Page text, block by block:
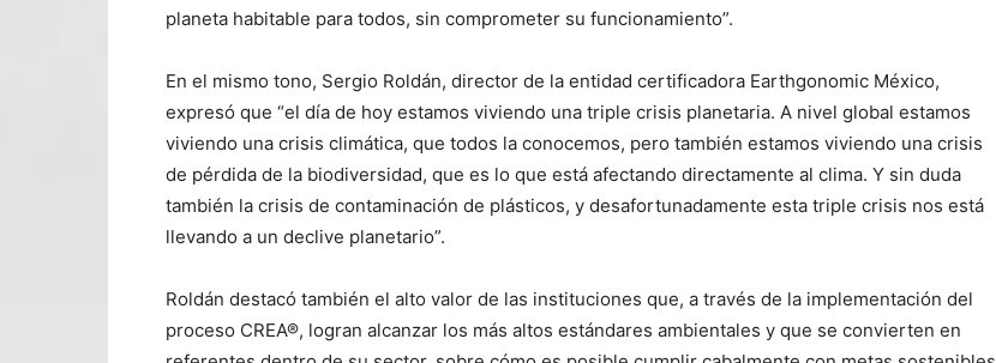
planeta habitable para todos, sin comprometer su funcionamiento”.
En el mismo tono, Sergio Roldán, director de la entidad certificadora Earthgonomic México,
expresó que “el día de hoy estamos viviendo una triple crisis planetaria. A nivel global estamos
viviendo una crisis climática, que todos la conocemos, pero también estamos viviendo una crisis
de pérdida de la biodiversidad, que es lo que está afectando directamente al clima. Y sin duda
también la crisis de contaminación de plásticos, y desafortunadamente esta triple crisis nos está
llevando a un declive planetario”.
Roldán destacó también el alto valor de las instituciones que, a través de la implementación del
proceso CREA®, logran alcanzar los más altos estándares ambientales y que se convierten en